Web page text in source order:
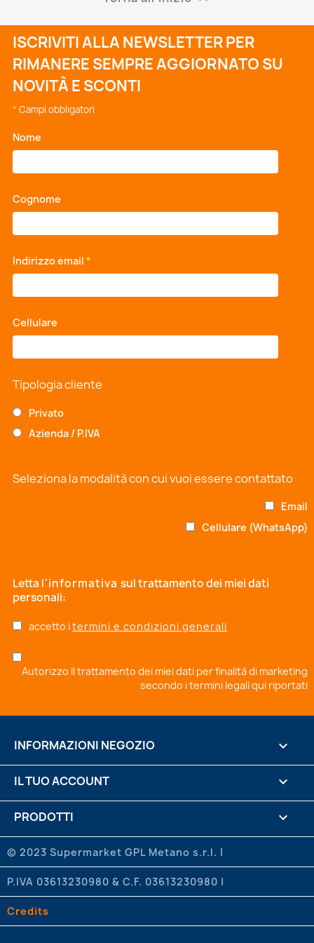
ISCRIVITI ALLA NEWSLETTER PER
RIMANERE SEMPRE AGGIORNATO SU
NOVITÀ E SCONTI
* Campi obbligatori
Nome
Cognome
Indirizzo email *
Cellulare
Tipologia cliente
Privato
Azienda / P.IVA
Seleziona la modalità con cui vuoi essere contattato
Email
Cellulare (WhatsApp)
Letta l'informativa sul trattamento dei miei dati
personali:
accetto itermini e condizioni generali
Autorizzo il trattamento dei miei dati per finalità di marketing
secondo itermini legali qui riportati
PRODOTTI 
.
© 2023 Supermarket GPL Metano s.r.l. |
P.IVA 03613230980 & C.F. 03613230980 |
Credits
LA NOSTRA AZIENDA
IL TUO ACCOUNT 
INFORMAZIONI NEGOZIO keyboard_arrow_down